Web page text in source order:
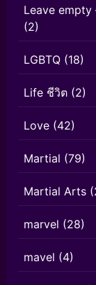
Leave
(2)
LGBTQ (18)
Life ชีวิต (2)
Love (42)
Martial (79)
Martial Arts
marvel (28)
mavel (4)